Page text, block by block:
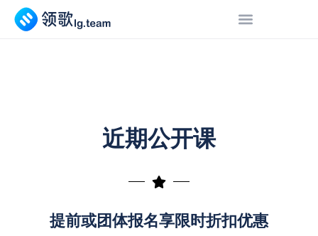
近期公开课
提前或团体报名享限时折扣优惠